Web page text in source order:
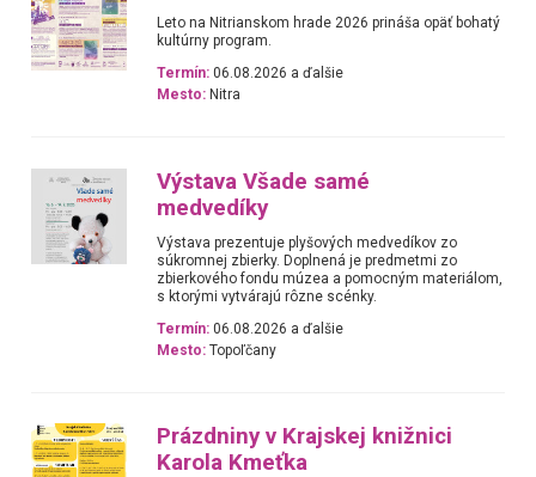
Leto na Nitrianskom hrade 2026 prináša opäť bohatý
kultúrny program.
Termín: 06.08.2026 a ďalšie
Mesto: Nitra
Výstava Všade samé
medvedíky
Výstava prezentuje plyšových medvedíkov zo
súkromnej zbierky. Doplnená je predmetmi zo
zbierkového fondu múzea a pomocným materiálom,
s ktorými vytvárajú rôzne scénky.
Termín: 06.08.2026 a ďalšie
Mesto: Topoľčany
Prázdniny v Krajskej knižnici
Karola Kmeťka